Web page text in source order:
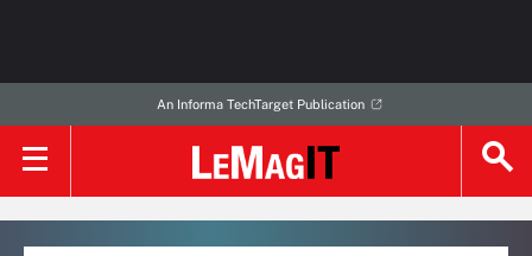
An Informa TechTarget Publication